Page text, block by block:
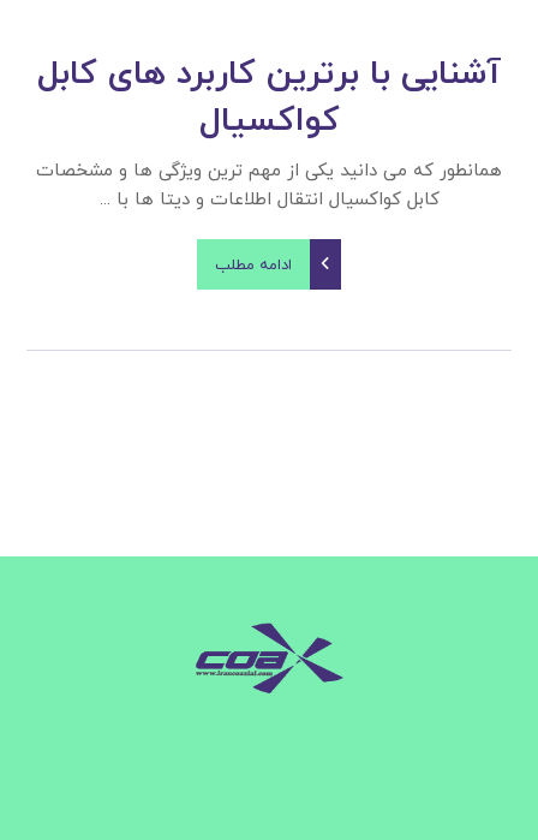
آشنایی با برترین کاربرد های کابل
کواکسیال
همانطور که می دانید یکی از مهم ترین ویژگی ها و مشخصات
کابل کواکسیال انتقال اطلاعات و دیتا ها با ...
ادامه مطلب